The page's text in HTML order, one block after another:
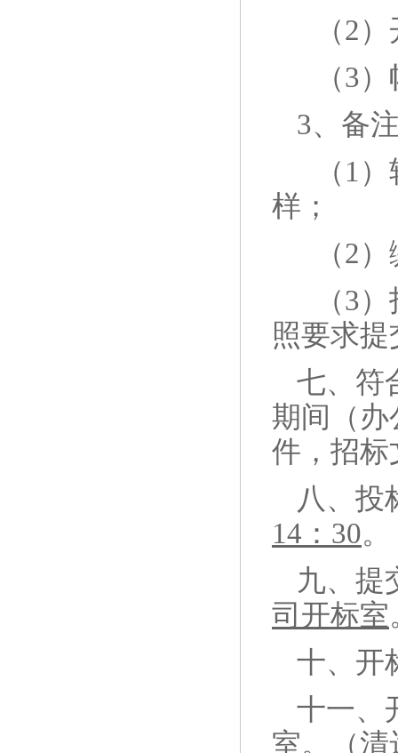
（2）
（3）
3、备
（ 1
样；
（2）
（3）
照要求
七、符
期间（办
件，招标
八、投
14 ： 30。
九、提
司开标室
十、开
十一、
室。（